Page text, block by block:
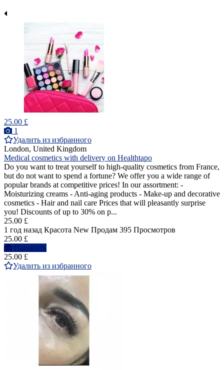
25.00 £
1
Удалить из избранного
London, United Kingdom
Medical cosmetics with delivery on Healthtapo
Do you want to treat yourself to high-quality cosmetics from France,
but do not want to spend a fortune? We offer you a wide range of
popular brands at competitive prices! In our assortment: -
Moisturizing creams - Anti-aging products - Make-up and decorative
cosmetics - Hair and nail care Prices that will pleasantly surprise
you! Discounts of up to 30% on p...
25.00 £
1 год назад Красота New Продам 395 Просмотров
25.00 £
Написать
25.00 £
Удалить из избранного